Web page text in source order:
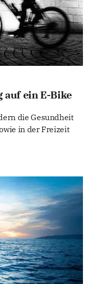
auf ein E-Bike
die Gesundheit
in der Freizeit